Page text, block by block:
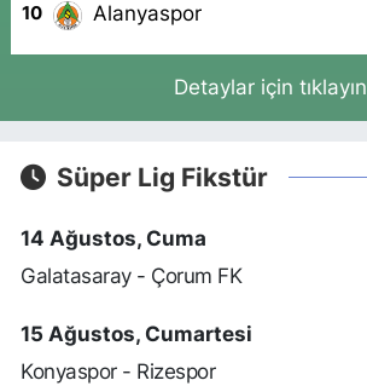
10 Alanyaspor
Detaylar için tıklayın
Süper Lig Fikstür
14 Ağustos, Cuma
Galatasaray - Çorum FK
15 Ağustos, Cumartesi
Konyaspor - Rizespor